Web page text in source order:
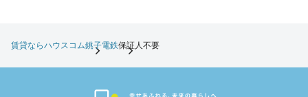
賃貸ならハウスコム銚子電鉄保証人不要